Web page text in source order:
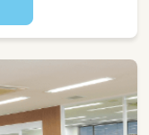
務量・範囲を調
ね！